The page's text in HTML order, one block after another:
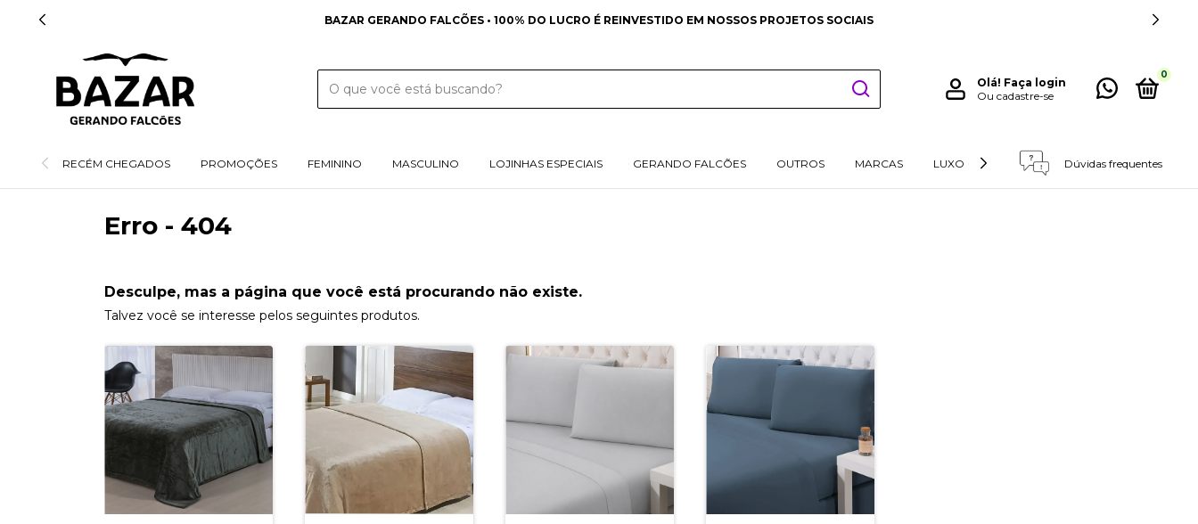
BAZAR GERANDO FALCÕES • 100% DO LUCRO É REINVESTIDO EM NOSSOS PROJETOS SOCIAIS
Olá! Faça login
Ou cadastre-se
0
RECÉM CHEGADOS PROMOÇÕES FEMININO MASCULINO LOJINHAS ESPECIAIS GERANDO FALCÕES OUTROS MARCAS LUXO RETIRADAS E DEVOLUÇÕES
Dúvidas frequentes
Erro - 404
Desculpe, mas a página que você está procurando não existe.
Talvez você se interesse pelos seguintes produtos.